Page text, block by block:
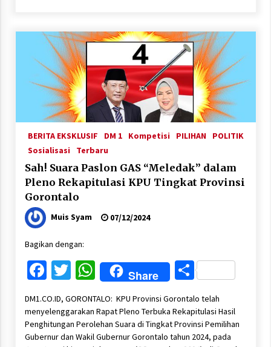
BERITA EKSKLUSIF DM 1 Kompetisi PILIHAN
POLITIK
Sosialisasi
Terbaru
Sah! Suara Paslon GAS “Meledak” dalam
Pleno Rekapitulasi KPU Tingkat Provinsi
Gorontalo
Muis Syam 07/12/2024
Bagikan dengan:
Facebook
Twitter
WhatsApp
Share Share
DM1.CO.ID, GORONTALO: KPU Provinsi Gorontalo telah
menyelenggarakan Rapat Pleno Terbuka Rekapitulasi Hasil
Penghitungan Perolehan Suara di Tingkat Provinsi Pemilihan
Gubernur dan Wakil Gubernur Gorontalo tahun 2024, pada